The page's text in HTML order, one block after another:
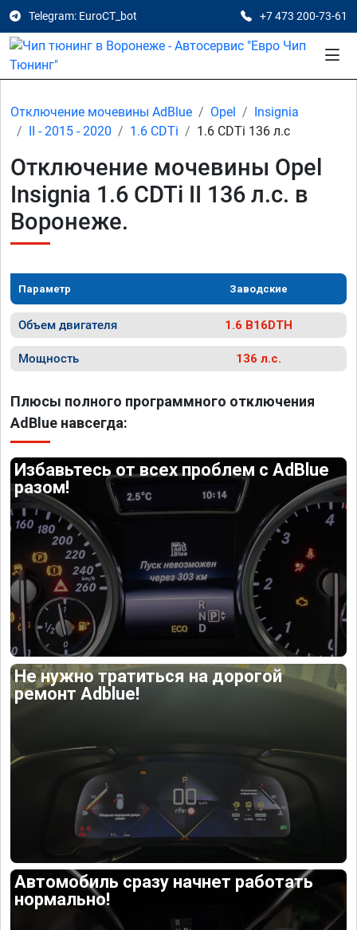
Telegram: EuroCT_bot +7 473 200-73-61
Отключение мочевины AdBlue Opel
Insignia
II - 2015 - 2020
1.6 CDTi 1.6 CDTi 136 л.с
Отключение мочевины Opel
Insignia 1.6 CDTi II 136 л.с. в
Воронеже.
Параметр Заводские
Объем двигателя 1.6 B16DTH
Мощность 136 л.с.
Плюсы полного программного отключения
AdBlue навсегда:
Избавьтесь от всех проблем с AdBlue
разом!
Не нужно тратиться на дорогой
ремонт Adblue!
Автомобиль сразу начнет работать
нормально!